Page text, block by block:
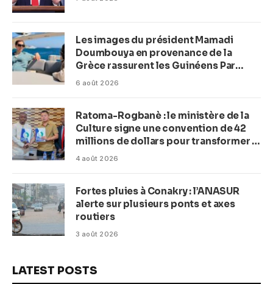
Les images du président Mamadi
Doumbouya en provenance de la
Grèce rassurent les Guinéens Par
(Macka Baldé)
6 août 2026
Ratoma-Rogbanè : le ministère de la
Culture signe une convention de 42
millions de dollars pour transformer la
plage en complexe balnéaire
4 août 2026
Fortes pluies à Conakry : l’ANASUR
alerte sur plusieurs ponts et axes
routiers
3 août 2026
LATEST POSTS